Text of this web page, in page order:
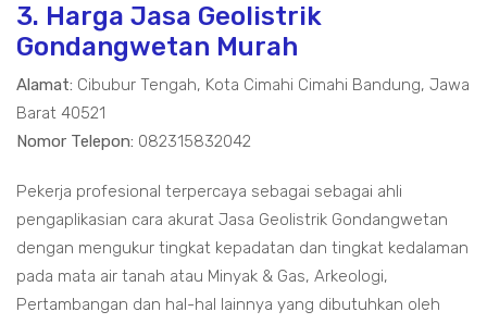
3. Harga Jasa Geolistrik
Gondangwetan Murah
Alamat: Cibubur Tengah, Kota Cimahi Cimahi Bandung, Jawa
Barat 40521
Nomor Telepon: 082315832042
Pekerja profesional terpercaya sebagai sebagai ahli
pengaplikasian cara akurat Jasa Geolistrik Gondangwetan
dengan mengukur tingkat kepadatan dan tingkat kedalaman
pada mata air tanah atau Minyak & Gas, Arkeologi,
Pertambangan dan hal-hal lainnya yang dibutuhkan oleh